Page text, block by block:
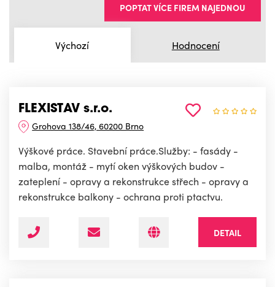
Výchozí Hodnocení
POPTAT VÍCE FIREM NAJEDNOU
FLEXISTAV s.r.o.
Grohova 138/46, 60200 Brno
Výškové práce. Stavební práce.Služby: - fasády -
malba, montáž - mytí oken výškových budov -
zateplení - opravy a rekonstrukce střech - opravy a
rekonstrukce balkony - ochrana proti ptactvu.
DETAIL